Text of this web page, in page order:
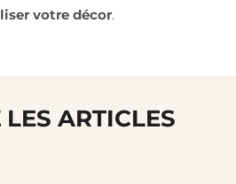
votre décor.
ARTICLES